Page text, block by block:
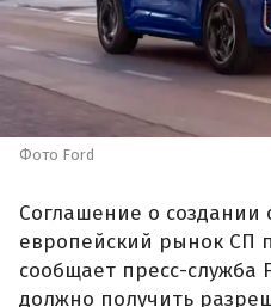
Фото Ford
Соглашение о
европейский рынок СП
сообщает пресс-служба
должно получить